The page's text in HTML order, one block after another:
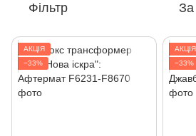
Фільтр За
АКЦІЯ
−33%
АКЦІЯ
−33%